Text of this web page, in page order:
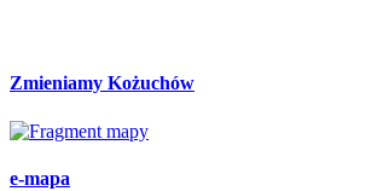
Zmieniamy Kożuchów
e-mapa